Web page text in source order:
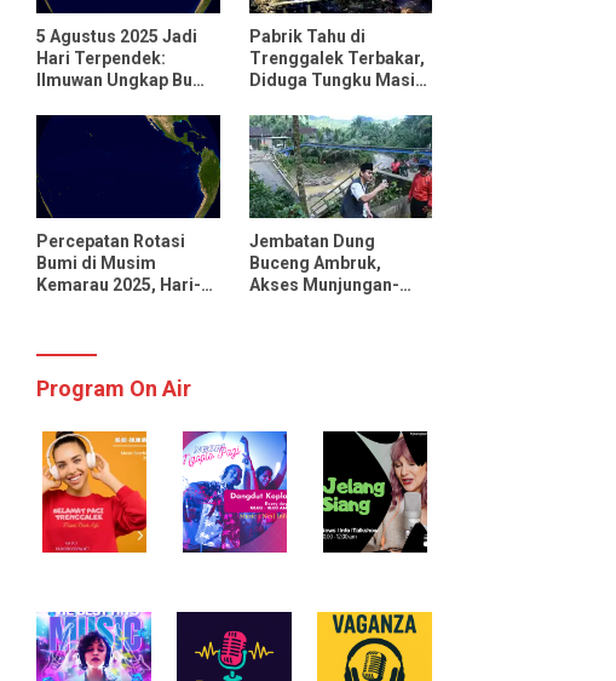
5 Agustus 2025 Jadi
Hari Terpendek:
Ilmuwan Ungkap Bumi
dari Biasanya
Pabrik Tahu di
Trenggalek Terbakar,
Diduga Tungku Masih
Percepatan Rotasi
Bumi di Musim
Kemarau 2025, Hari-
Jembatan Dung
Buceng Ambruk,
Akses Munjungan-
Program On Air